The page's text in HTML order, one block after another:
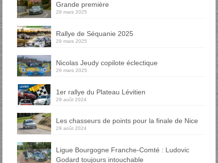
Grande première
29 mars 2025
Rallye de Séquanie 2025
29 mars 2025
Nicolas Jeudy copilote éclectique
29 mars 2025
1er rallye du Plateau Lévitien
29 août 2024
Les chasseurs de points pour la finale de Nice
29 août 2024
Ligue Bourgogne Franche-Comté : Ludovic
Godard toujours intouchable